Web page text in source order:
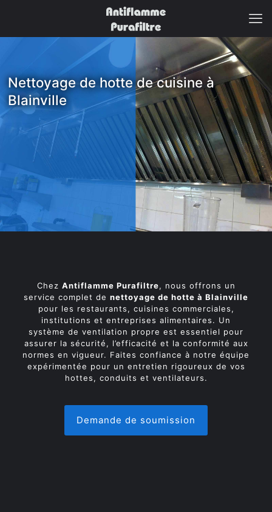
Nettoyage de hotte de cuisine à
Blainville
Chez Antiflamme Purafiltre, nous offrons un
service complet de nettoyage de hotte à Blainville
pour les restaurants, cuisines commerciales,
institutions et entreprises alimentaires. Un
système de ventilation propre est essentiel pour
assurer la sécurité, l’efficacité et la conformité aux
normes en vigueur. Faites confiance à notre équipe
expérimentée pour un entretien rigoureux de vos
hottes, conduits et ventilateurs.
Demande de soumission